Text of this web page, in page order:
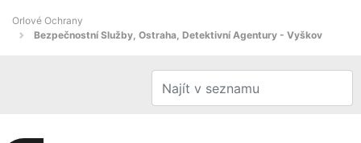
Orlové Ochrany
Bezpečnostní Služby, Ostraha, Detektivní Agentury - Vyškov